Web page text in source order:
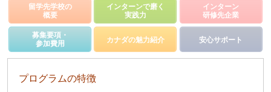
留学先学校の
概要
インターンで磨く
実践力
インターン
研修先企業
募集要項・
参加費用
カナダの魅力紹介 安心サポート
プログラムの特徴